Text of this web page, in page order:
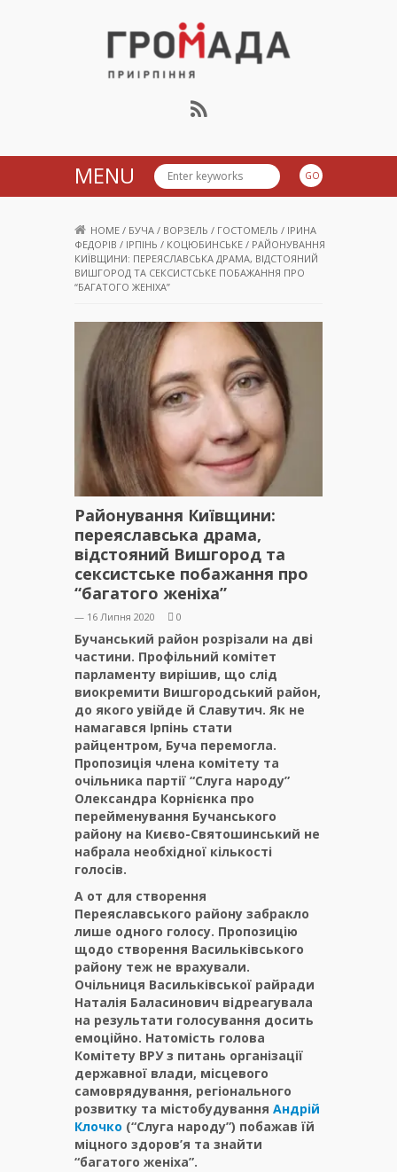
Громада Приірпіння
MENU
HOME / БУЧА / ВОРЗЕЛЬ / ГОСТОМЕЛЬ / ІРИНА
ФЕДОРІВ / ІРПІНЬ / КОЦЮБИНСЬКЕ / РАЙОНУВАННЯ
КИЇВЩИНИ: ПЕРЕЯСЛАВСЬКА ДРАМА, ВІДСТОЯНИЙ
ВИШГОРОД ТА СЕКСИСТСЬКЕ ПОБАЖАННЯ ПРО
“БАГАТОГО ЖЕНІХА”
Районування Київщини:
переяславська драма,
відстояний Вишгород та
сексистське побажання про
“багатого женіха”
— 16 Липня 2020 0
Бучанський район розрізали на дві
частини. Профільний комітет
парламенту вирішив, що слід
виокремити Вишгородський район,
до якого увійде й Славутич. Як не
намагався Ірпінь стати
райцентром, Буча перемогла.
Пропозиція члена комітету та
очільника партії “Слуга народу”
Олександра Корнієнка про
перейменування Бучанського
району на Києво-Святошинський не
набрала необхідної кількості
голосів.
А от для створення
Переяславського району забракло
лише одного голосу. Пропозицію
щодо створення Васильківського
району теж не врахували.
Очільниця Васильківської райради
Наталія Баласинович відреагувала
на результати голосування досить
емоційно. Натомість голова
Комітету ВРУ з питань організації
державної влади, місцевого
самоврядування, регіонального
розвитку та містобудування Андрій
Клочко (“Слуга народу”) побажав їй
міцного здоров’я та знайти
“багатого женіха”.